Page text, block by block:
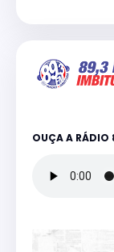
OUÇA A RÁDIO